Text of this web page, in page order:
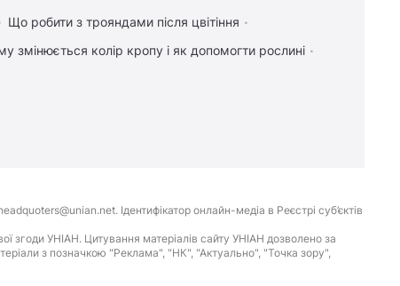
Що робити з трояндами після цвітіння
змінюється колір кропу і як допомогти рослині
Ідентифікатор онлайн-медіа в Реєстрі суб’єктів
згоди УНІАН. Цитування матеріалів сайту УНІАН дозволено за
з позначкою "Реклама", "НК", "Актуально", "Точка зору",